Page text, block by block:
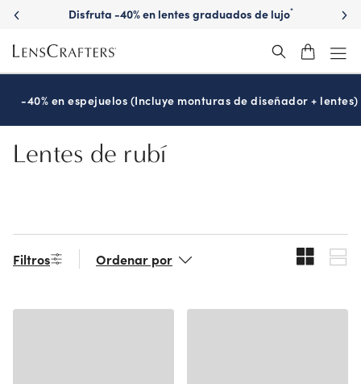
Skip
main
content
Disfruta -40% en lentes graduados de lujo*
-40% en espejuelos (Incluye monturas de diseñador + lentes)
Lentes de rubí
Filtros Ordenar por